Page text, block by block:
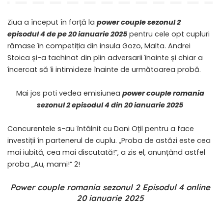
Ziua a început în forță la power couple sezonul 2
episodul 4 de pe 20 ianuarie 2025 pentru cele opt cupluri
rămase în competiția din insula Gozo, Malta. Andrei
Stoica și-a tachinat din plin adversarii înainte și chiar a
încercat să îi intimideze înainte de următoarea probă.
Mai jos poti vedea emisiunea power couple romania
sezonul 2 episodul 4 din 20 ianuarie 2025
Concurentele s-au întâlnit cu Dani Oțil pentru a face
investiții în partenerul de cuplu. „Proba de astăzi este cea
mai iubită, cea mai discutată!”, a zis el, anunțând astfel
proba „Au, mami!” 2!
Power couple romania sezonul 2 Episodul 4 online
20 ianuarie 2025